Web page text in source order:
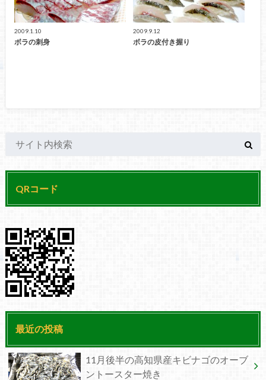
2009.1.10
ボラの刺身
2009.9.12
ボラの皮付き握り
QRコード
最近の投稿
11月後半の高知県産キビナゴのオーブ
ントースター焼き